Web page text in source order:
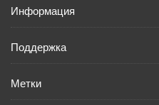
Информация
Поддержка
Метки